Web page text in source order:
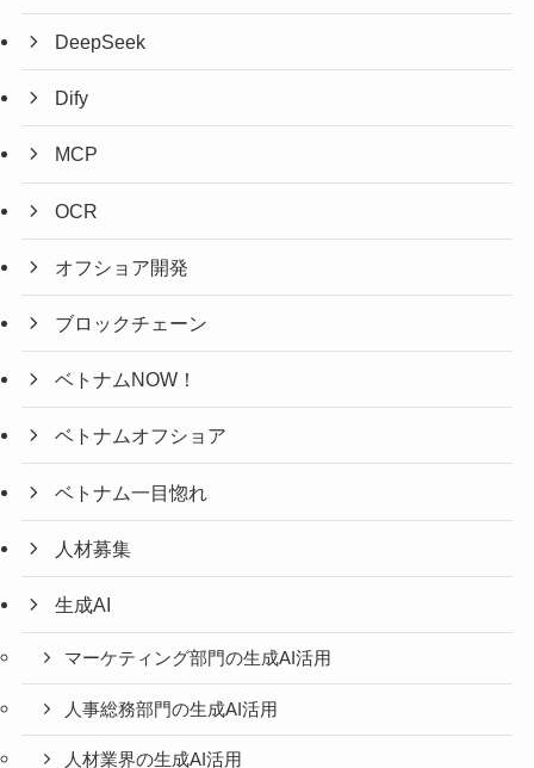
DeepSeek
Dify
MCP
OCR
オフショア開発
ブロックチェーン
ベトナムNOW！
ベトナムオフショア
ベトナム一目惚れ
人材募集
生成AI
マーケティング部門の生成AI活用
人事総務部門の生成AI活用
人材業界の生成AI活用